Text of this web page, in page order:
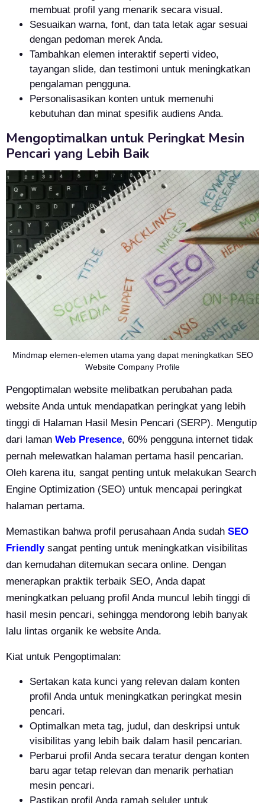
membuat profil yang menarik secara visual.
Sesuaikan warna, font, dan tata letak agar sesuai
dengan pedoman merek Anda.
Tambahkan elemen interaktif seperti video,
tayangan slide, dan testimoni untuk meningkatkan
pengalaman pengguna.
Personalisasikan konten untuk memenuhi
kebutuhan dan minat spesifik audiens Anda.
Mengoptimalkan untuk Peringkat Mesin
Pencari yang Lebih Baik
Mindmap elemen-elemen utama yang dapat meningkatkan SEO
Website Company Profile
Pengoptimalan website melibatkan perubahan pada
website Anda untuk mendapatkan peringkat yang lebih
tinggi di Halaman Hasil Mesin Pencari (SERP). Mengutip
dari laman Web Presence, 60% pengguna internet tidak
pernah melewatkan halaman pertama hasil pencarian.
Oleh karena itu, sangat penting untuk melakukan Search
Engine Optimization (SEO) untuk mencapai peringkat
halaman pertama.
Memastikan bahwa profil perusahaan Anda sudah SEO
Friendlysangat penting untuk meningkatkan visibilitas
dan kemudahan ditemukan secara online. Dengan
menerapkan praktik terbaik SEO, Anda dapat
meningkatkan peluang profil Anda muncul lebih tinggi di
hasil mesin pencari, sehingga mendorong lebih banyak
lalu lintas organik ke website Anda.
Kiat untuk Pengoptimalan:
Sertakan kata kunci yang relevan dalam konten
profil Anda untuk meningkatkan peringkat mesin
pencari.
Optimalkan meta tag, judul, dan deskripsi untuk
visibilitas yang lebih baik dalam hasil pencarian.
Perbarui profil Anda secara teratur dengan konten
baru agar tetap relevan dan menarik perhatian
mesin pencari.
Pastikan profil Anda ramah seluler untuk